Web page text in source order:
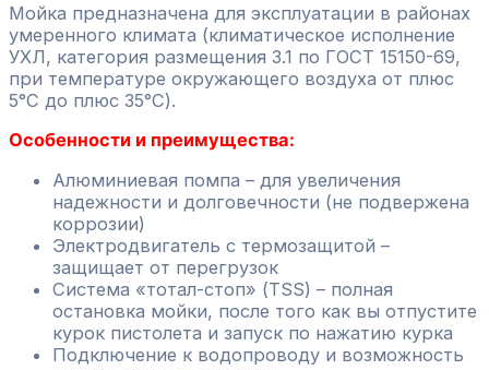
Мойка предназначена для эксплуатации в районах
умеренного климата (климатическое исполнение
УХЛ, категория размещения 3.1 по ГОСТ 15150-69,
при температуре окружающего воздуха от плюс
5°С до плюс 35°С).
Особенности и преимущества:
Алюминиевая помпа – для увеличения
надежности и долговечности (не подвержена
коррозии)
Электродвигатель с термозащитой –
защищает от перегрузок
Система «тотал-стоп» (TSS) – полная
остановка мойки, после того как вы отпустите
курок пистолета и запуск по нажатию курка
Подключение к водопроводу и возможность